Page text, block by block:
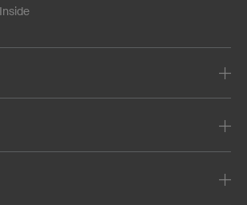
Inside